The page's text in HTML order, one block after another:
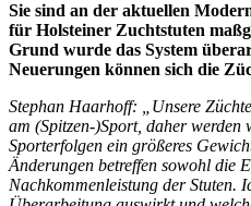
Sie sind an der aktuellen
für Holsteiner Zuchtstuten
Grund wurde das System
Neuerungen können sich die
Stephan Haarhoff: „Unsere
am (Spitzen-)Sport, daher
Sporterfolgen ein größeres
Änderungen betreffen sowohl die
Nachkommenleistung der Stuten.